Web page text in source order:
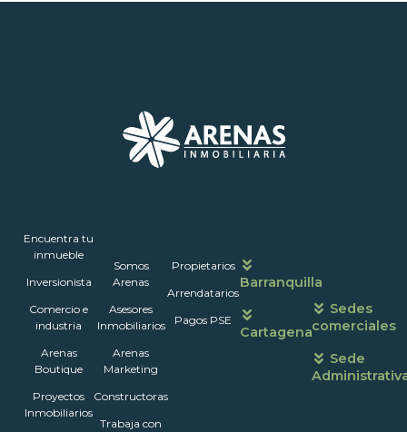
Encuentra tu
inmueble
Inversionista
Comercio e
industria
Arenas
Boutique
Proyectos
Inmobiliarios
Somos
Arenas
Asesores
Inmobiliarios
Arenas
Marketing
Constructoras
Trabaja con
Propietarios
Arrendatarios
Pagos PSE
Barranquilla
Cartagena
atención
Sedes
comerciales
Sede